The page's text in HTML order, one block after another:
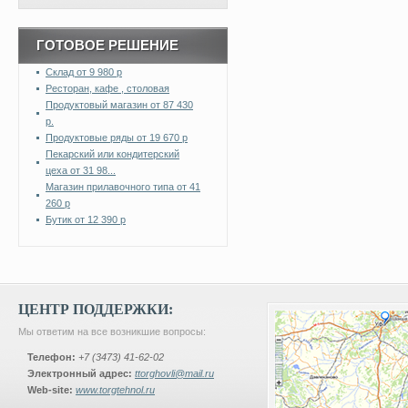
ГОТОВОЕ РЕШЕНИЕ
Склад от 9 980 р
Ресторан, кафе , столовая
Продуктовый магазин от 87 430
р.
Продуктовые ряды от 19 670 р
Пекарский или кондитерский
цеха от 31 98...
Магазин прилавочного типа от 41
260 р
Бутик от 12 390 р
ЦЕНТР ПОДДЕРЖКИ:
Мы ответим на все возникшие вопросы:
Телефон: +7 (3473) 41-62-02
Электронный адрес: ttorghovli@mail.ru
Web-site: www.torgtehnol.ru